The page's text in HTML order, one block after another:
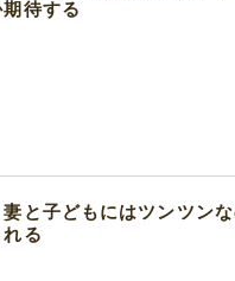
待する
妻と子どもにはツンツン
る